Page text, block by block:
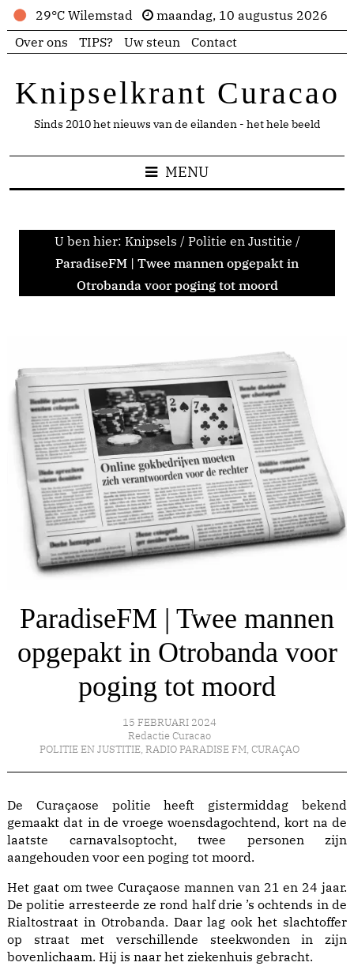
29°C Wilemstad
maandag, 10 augustus 2026
Over ons
TIPS? Uw steun Contact
Knipselkrant Curacao
Sinds 2010 het nieuws van de eilanden - het hele beeld
MENU
U ben hier: Knipsels / Politie en Justitie /
ParadiseFM | Twee mannen opgepakt in
Otrobanda voor poging tot moord
ParadiseFM | Twee mannen
opgepakt in Otrobanda voor
poging tot moord
15 FEBRUARI 2024
Redactie Curacao
POLITIE EN JUSTITIE, RADIO PARADISE FM, CURAÇAO
De Curaçaose politie heeft gistermiddag bekend
gemaakt dat in de vroege woensdagochtend, kort na de
laatste carnavalsoptocht, twee personen zijn
aangehouden voor een poging tot moord.
Het gaat om twee Curaçaose mannen van 21 en 24 jaar.
De politie arresteerde ze rond half drie ’s ochtends in de
Rialtostraat in Otrobanda. Daar lag ook het slachtoffer
op straat met verschillende steekwonden in zijn
bovenlichaam. Hij is naar het ziekenhuis gebracht.